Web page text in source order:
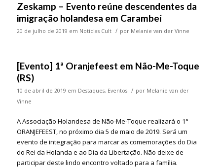
Zeskamp – Evento reúne descendentes da
imigração holandesa em Carambeí
20 de julho de 2019 em Notícias Cult / por Melanie van der Vinne
[Evento] 1ª Oranjefeest em Não-Me-Toque
(RS)
10 de abril de 2019 em Destaques, Eventos / por Melanie van der
Vinne
A Associação Holandesa de Não-Me-Toque realizará o 1°
ORANJEFEEST, no próximo dia 5 de maio de 2019. Será um
evento de integração para marcar as comemorações do Dia
do Rei da Holanda e ao Dia da Libertação. Não deixe de
participar deste lindo encontro voltado para a família.